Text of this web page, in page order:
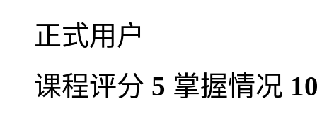
正式用户
课程评分 5 掌握情况